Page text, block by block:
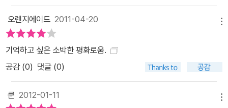
오렌지에이드 2011-04-20
기억하고 싶은 소박한 평화로움.
공감 (0) 댓글 (0)
쿤 2012-01-11